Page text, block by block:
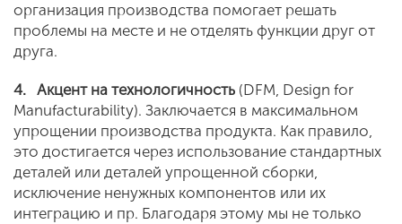
организация производства помогает решать
проблемы на месте и не отделять функции друг от
друга.
4. Акцент на технологичность (DFM, Design for
Manufacturability). Заключается в максимальном
упрощении производства продукта. Как правило,
это достигается через использование стандартных
деталей или деталей упрощенной сборки,
исключение ненужных компонентов или их
интеграцию и пр. Благодаря этому мы не только